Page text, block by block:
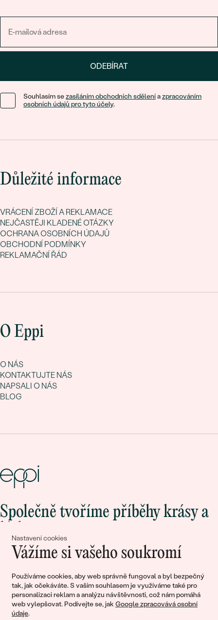
Nastavení cookies
Vážíme si vašeho soukromí
Používáme cookies, aby web správně fungoval a byl bezpečný
tak, jak očekáváte. S vaším souhlasem je využíváme také pro
personalizaci reklam a analýzu návštěvnosti, což nám pomáhá
web vylepšovat. Podívejte se, jak Google zpracovává osobní
údaje.
ODEBÍRAT
Souhlasím sezasíláním obchodních sděleníazpracováním
osobních údajů pro tyto účely.
Důležité informace
VRÁCENÍ ZBOŽÍ A REKLAMACE
NEJČASTĚJI KLADENÉ OTÁZKY
OCHRANA OSOBNÍCH ÚDAJŮ
OBCHODNÍ PODMÍNKY
REKLAMAČNÍ ŘÁD
O Eppi
O NÁS
KONTAKTUJTE NÁS
NAPSALI O NÁS
BLOG
Společně tvoříme příběhy krásy a
Připojte se k nám!